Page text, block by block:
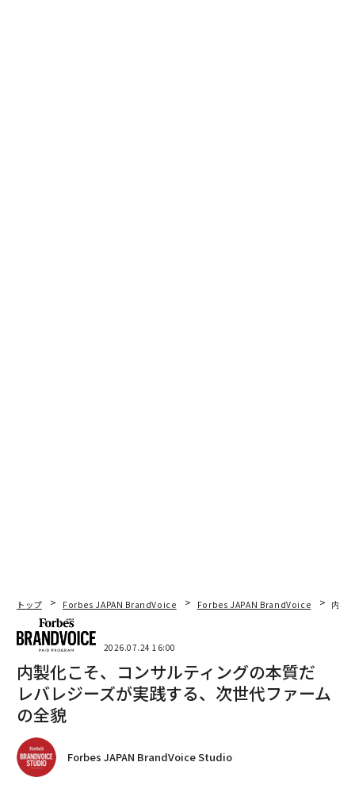
トップ Forbes JAPAN BrandVoice Forbes JAPAN BrandVoice 内製
2026.07.24 16:00
内製化こそ、コンサルティングの本質だ
レバレジーズが実践する、次世代ファーム
の全貌
Forbes JAPAN BrandVoice Studio